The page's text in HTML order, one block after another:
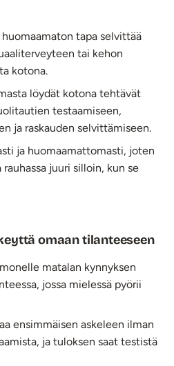
tapa selvittää
tai kehon
kotona.
löydät kotona tehtävät
testaamiseen,
ja raskauden selvittämiseen.
ja huomaamattomasti, joten
juuri silloin, kun se
omaan tilanteeseen
matalan kynnyksen
jossa mielessä pyörii
ensimmäisen askeleen ilman
ja tuloksen saat testistä